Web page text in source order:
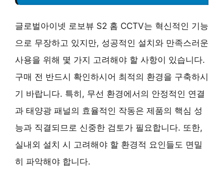
글로벌아이넷 로보뷰 S2 홈 CCTV는 혁신적인 기능
으로 무장하고 있지만, 성공적인 설치와 만족스러운
사용을 위해 몇 가지 고려해야 할 사항이 있습니다.
구매 전 반드시 확인하시어 최적의 환경을 구축하시
기 바랍니다. 특히, 무선 환경에서의 안정적인 연결
과 태양광 패널의 효율적인 작동은 제품의 핵심 성
능과 직결되므로 신중한 검토가 필요합니다. 또한,
실내외 설치 시 고려해야 할 환경적 요인들도 면밀
히 파악해야 합니다.